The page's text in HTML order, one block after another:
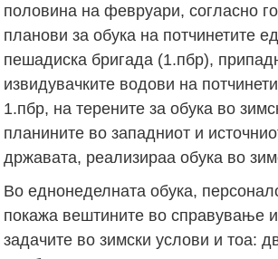
половина на февруари, согласно
планови за обука на потчинетите
пешадиска бригада (1.пбр),
извидувачките водови на
1.пбр, на терените за обука во
планините во западниот и
државата, реализираа обука во
Во еднонеделната обука,
покажа вештините во справување
задачите во зимски услови и тоа: